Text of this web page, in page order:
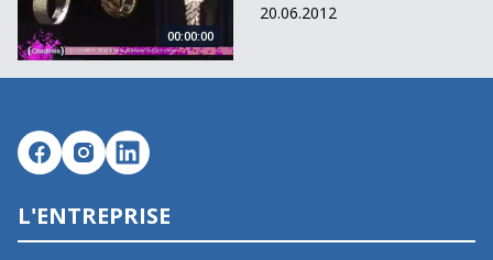
00:00:00
20.06.2012
L'ENTREPRISE